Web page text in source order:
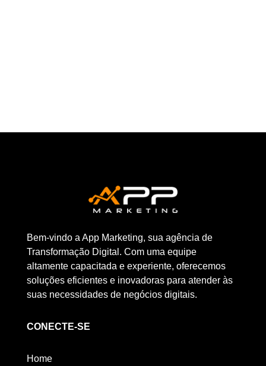
Bem-vindo a App Marketing, sua agência de
Transformação Digital. Com uma equipe
altamente capacitada e experiente, oferecemos
soluções eficientes e inovadoras para atender às
suas necessidades de negócios digitais.
CONECTE-SE
Home